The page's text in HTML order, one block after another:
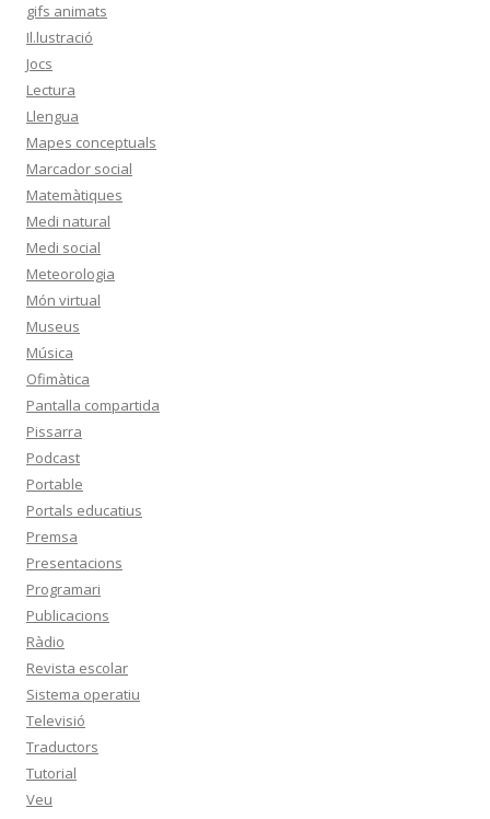
gifs animats
Il.lustració
Jocs
Lectura
Llengua
Mapes conceptuals
Marcador social
Matemàtiques
Medi natural
Medi social
Meteorologia
Món virtual
Museus
Música
Ofimàtica
Pantalla compartida
Pissarra
Podcast
Portable
Portals educatius
Premsa
Presentacions
Programari
Publicacions
Ràdio
Revista escolar
Sistema operatiu
Televisió
Traductors
Tutorial
Veu